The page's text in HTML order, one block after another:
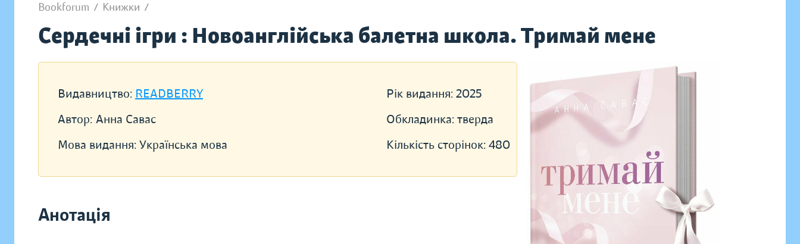
Bookforum / Книжки /
Сердечні ігри : Новоанглійська балетна школа. Тримай мене
Видавництво: READBERRY
Автор: Анна Савас
Мова видання: Українська мова
Рік видання: 2025
Обкладинка: тверда
Кількість сторінок: 480
Анотація